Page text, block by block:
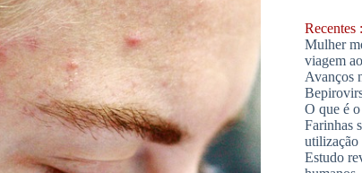
Recentes
Mulher
viagem
Avanços
O que é
Farinhas
utilização
Estudo